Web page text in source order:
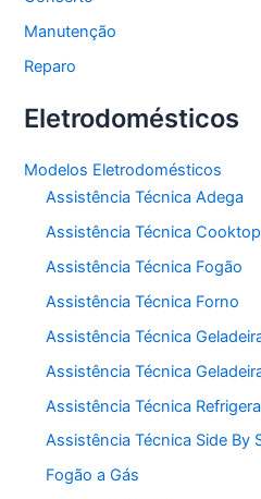
Manutenção
Reparo
Eletrodomésticos
Modelos Eletrodomésticos
Assistência Técnica Adega
Assistência Técnica Cooktop
Assistência Técnica Fogão
Assistência Técnica Forno
Assistência Técnica
Assistência Técnica
Assistência Técnica
Assistência Técnica Side By
Fogão a Gás